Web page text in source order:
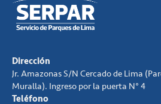
Dirección
Jr. Amazonas S/N Cercado de Lima
Muralla). Ingreso por la puerta N° 4
Teléfono